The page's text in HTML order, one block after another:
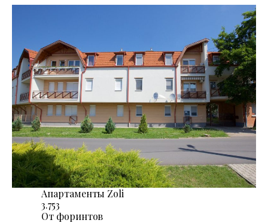
Апартаменты Zoli
3.753
От форинтов